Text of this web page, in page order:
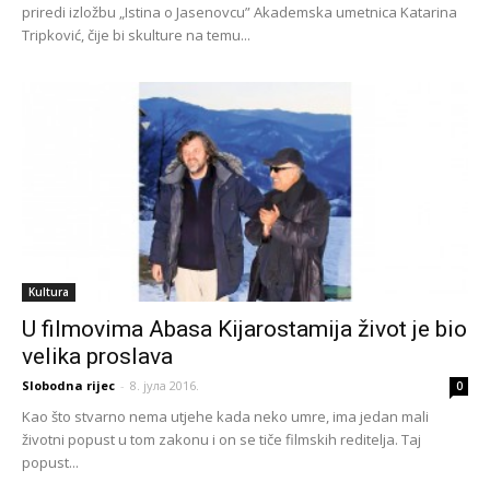
priredi izložbu „Istina o Jasenovcu” Akademska umetnica Katarina
Tripković, čije bi skulture na temu...
Kultura
U filmovima Abasa Kijarostamija život je bio
velika proslava
Slobodna rijec - 8. јула 2016. 0
Kao što stvarno nema utjehe kada neko umre, ima jedan mali
životni popust u tom zakonu i on se tiče filmskih reditelja. Taj
popust...